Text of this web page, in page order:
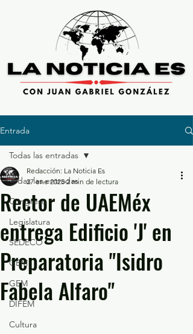
Entrada
Todas las entradas
Congreso
Legislatura
SEDECO
GEM
GEM
DIFEM
Cultura
Todas las entradas
Rector de UAEMéx
entrega Edificio 'J' en
Preparatoria "Isidro
Fabela Alfaro"
Redacción: La Noticia Es
27 ene 2025 2 min de lectura